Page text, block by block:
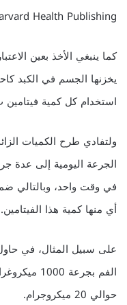
Health Publishing.
يخزنها الجسم في الكبد
استخدام كل كمية فيتامين ب12 مرة
الجرعة اليومية إلى عدة
في وقت واحد، وبالتالي
أي منها كمية هذا الفيتامين.
على سبيل المثال، في
الفم
حوالي 20 ميكروجرام.